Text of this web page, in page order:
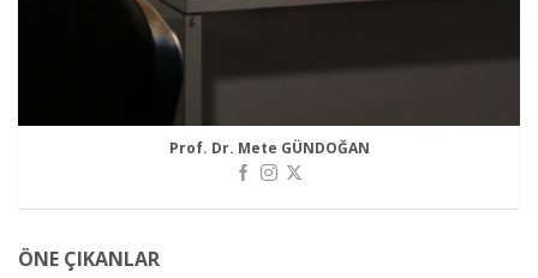
Prof. Dr. Mete GÜNDOĞAN
ÖNE ÇIKANLAR